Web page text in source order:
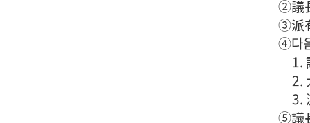
②議
③派
④다
1.
2.
3.
⑤議